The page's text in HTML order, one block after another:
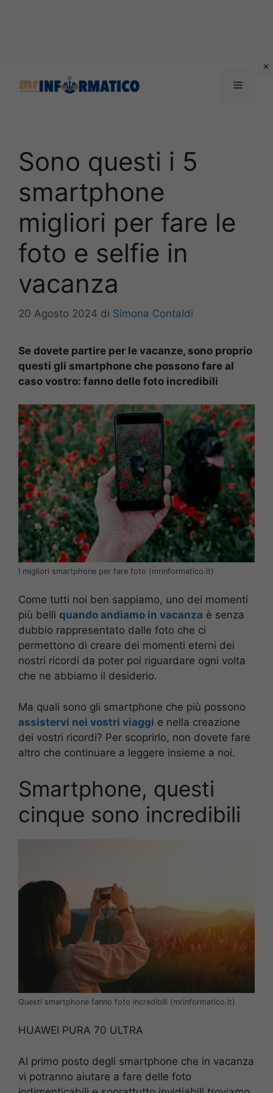
Menu
Sono questi i 5
smartphone
migliori per fare le
foto e selfie in
vacanza
20 Agosto 2024 di Simona Contaldi
Se dovete partire per le vacanze, sono proprio
questi gli smartphone che possono fare al
caso vostro: fanno delle foto incredibili
I migliori smartphone per fare foto (mrinformatico.it)
Come tutti noi ben sappiamo, uno dei momenti
più belli quando andiamo in vacanza è senza
dubbio rappresentato dalle foto che ci
permettono di creare dei momenti eterni dei
nostri ricordi da poter poi riguardare ogni volta
che ne abbiamo il desiderio.
Ma quali sono gli smartphone che più possono
assistervi nei vostri viaggi e nella creazione
dei vostri ricordi? Per scoprirlo, non dovete fare
altro che continuare a leggere insieme a noi.
Smartphone, questi
cinque sono incredibili
Questi smartphone fanno foto incredibili (mrinformatico.it)
HUAWEI PURA 70 ULTRA
Al primo posto degli smartphone che in vacanza
vi potranno aiutare a fare delle foto